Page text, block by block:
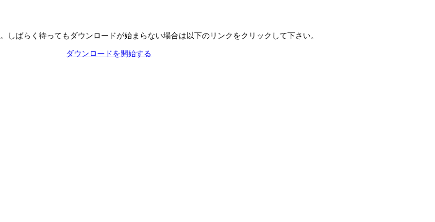
しばらく待ってもダウンロードが始まらない場合は以下のリンクをクリックして下さい。
ダウンロードを開始する